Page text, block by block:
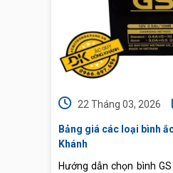
22 Tháng 03, 2026
Bảng giá các loại bình
Khánh
Hướng dẫn chọn bình